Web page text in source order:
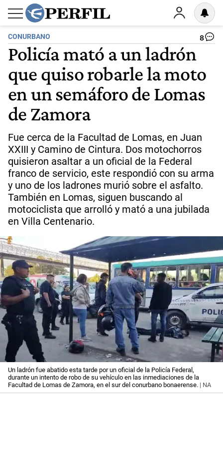
CONURBANO 8
Policía mató a un ladrón
que quiso robarle la moto
en un semáforo de Lomas
de Zamora
Fue cerca de la Facultad de Lomas, en Juan
XXIII y Camino de Cintura. Dos motochorros
quisieron asaltar a un oficial de la Federal
franco de servicio, este respondió con su arma
y uno de los ladrones murió sobre el asfalto.
También en Lomas, siguen buscando al
motociclista que arrolló y mató a una jubilada
en Villa Centenario.
Un ladrón fue abatido esta tarde por un oficial de la Policía Federal,
durante un intento de robo de su vehículo en las inmediaciones de la
Facultad de Lomas de Zamora, en el sur del conurbano bonaerense. | NA